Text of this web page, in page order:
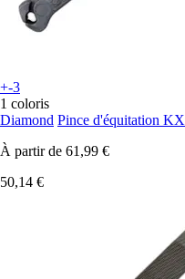
+-3
1 coloris
Diamond Pince d'équitation KX
À partir de 61,99 €
50,14 €